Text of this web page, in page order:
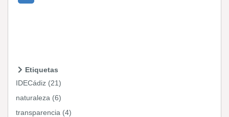
Etiquetas
IDECádiz (21)
naturaleza (6)
transparencia (4)